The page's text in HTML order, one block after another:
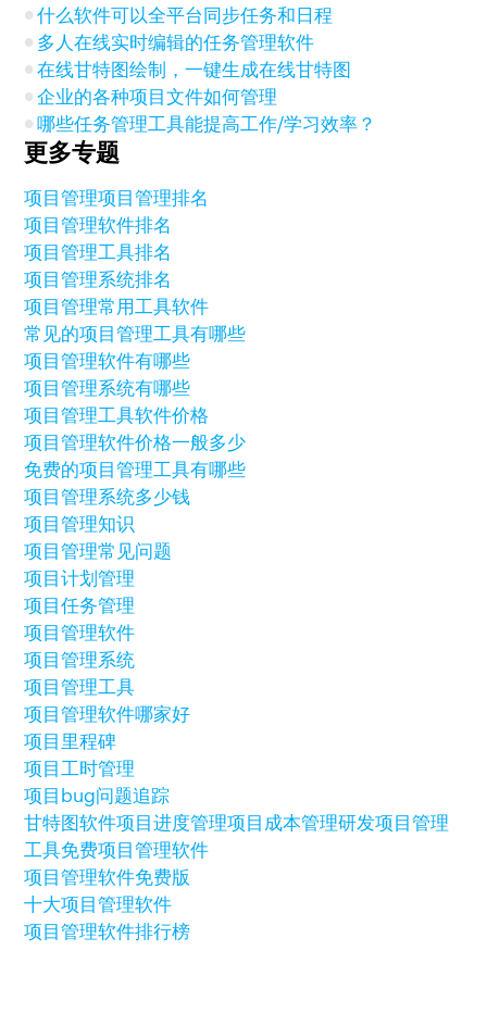
什么软件可以全平台同步任务和日程
多人在线实时编辑的任务管理软件
在线甘特图绘制，一键生成在线甘特图
企业的各种项目文件如何管理
哪些任务管理工具能提高工作/学习效率？
更多专题
项目管理项目管理排名
项目管理软件排名
项目管理工具排名
项目管理系统排名
项目管理常用工具软件
常见的项目管理工具有哪些
项目管理软件有哪些
项目管理系统有哪些
项目管理工具软件价格
项目管理软件价格一般多少
免费的项目管理工具有哪些
项目管理系统多少钱
项目管理知识
项目管理常见问题
项目计划管理
项目任务管理
项目管理软件
项目管理系统
项目管理工具
项目管理软件哪家好
项目里程碑
项目工时管理
项目bug问题追踪
甘特图软件项目进度管理项目成本管理研发项目管理
工具免费项目管理软件
项目管理软件免费版
十大项目管理软件
项目管理软件排行榜